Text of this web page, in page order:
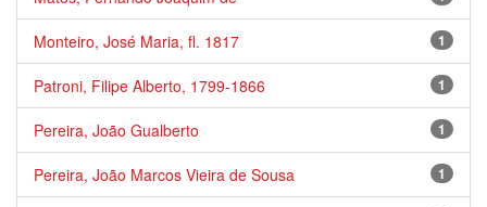
1
Monteiro, José Maria, fl. 1817
1
Patroni, Filipe Alberto, 1799-1866
1
Pereira, João Gualberto
1
Pereira, João Marcos Vieira de Sousa